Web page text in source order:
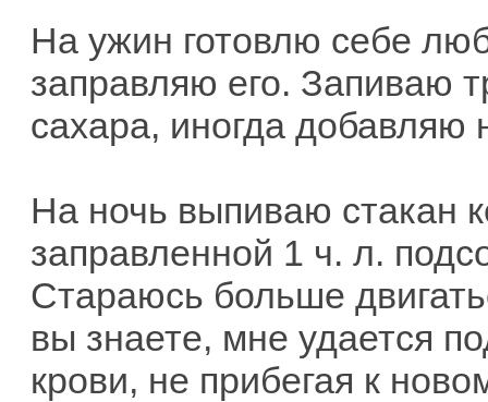
На ужин готовлю себе
заправляю его. Запиваю
сахара, иногда добавляю
На ночь выпиваю стакан
заправленной 1 ч. л.
Стараюсь больше
вы знаете, мне удается
крови, не прибегая к